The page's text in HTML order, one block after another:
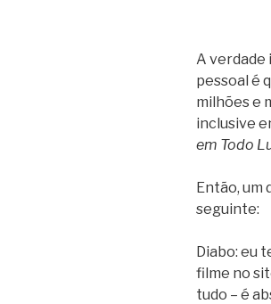
A verdade
pessoal é
milhões e
inclusive
em Todo
Então, um
seguinte:
Diabo: eu
filme no
tudo – é